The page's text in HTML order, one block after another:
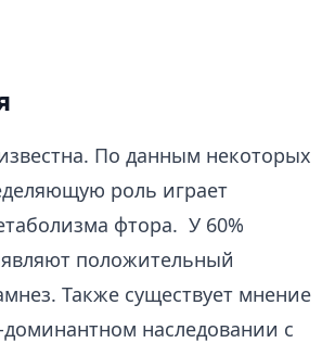
По данным некоторых
роль играет
фтора. У 60%
положительный
Также существует мнение
наследовании с